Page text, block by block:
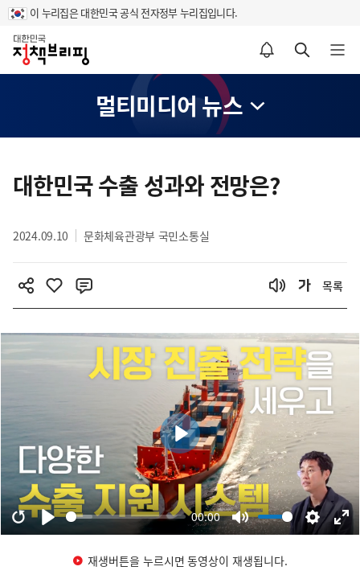
이 누리집은 대한민국 공식 전자정부 누리집입니다.
홈
알림설정 바로가기 검색 바로가기 메뉴 열기
멀티미디어 뉴스
텐
츠
역
대한민국 수출 성과와 전망은?
2024.09.10 문화체육관광부 국민소통실
목록
재생버튼을 누르시면 동영상이 재생됩니다.